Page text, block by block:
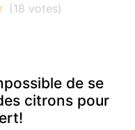
de se
citrons pour